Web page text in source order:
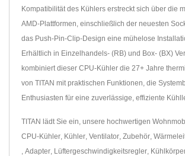
Kompatibilität des Kühlers erstreckt sich über die
AMD-Plattformen, einschließlich der neuesten
das Push-Pin-Clip-Design eine mühelose
Erhältlich in Einzelhandels- (RB) und Box- (BX)
kombiniert dieser CPU-Kühler die 27+ Jahre
von TITAN mit praktischen Funktionen, die
Enthusiasten für eine zuverlässige, effiziente
TITAN lädt Sie ein, unsere hochwertigen
CPU-Kühler, Kühler, Ventilator, Zubehör,
, Adapter, Lüftergeschwindigkeitsregler,